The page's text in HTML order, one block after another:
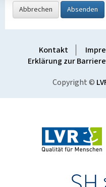
Abbrechen Absenden
Kontakt
Erklärung zur
Copyright ©